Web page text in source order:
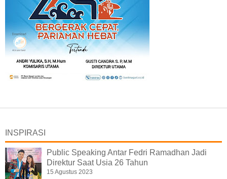
INSPIRASI
Public Speaking Antar Fedri Ramadhan Jadi
Direktur Saat Usia 26 Tahun
15 Agustus 2023